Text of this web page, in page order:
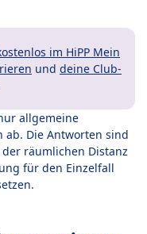
im HiPP Mein
und deine Club-
allgemeine
Die Antworten sind
räumlichen Distanz
für den Einzelfall